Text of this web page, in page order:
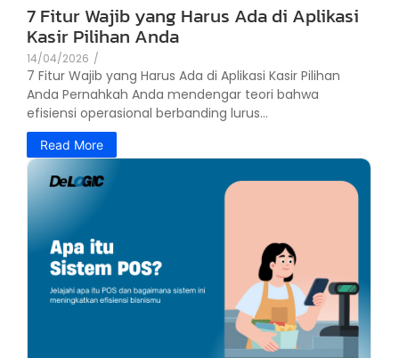
7 Fitur Wajib yang Harus Ada di Aplikasi
Kasir Pilihan Anda
14/04/2026 /
7 Fitur Wajib yang Harus Ada di Aplikasi Kasir Pilihan
Anda Pernahkah Anda mendengar teori bahwa
efisiensi operasional berbanding lurus...
Read More